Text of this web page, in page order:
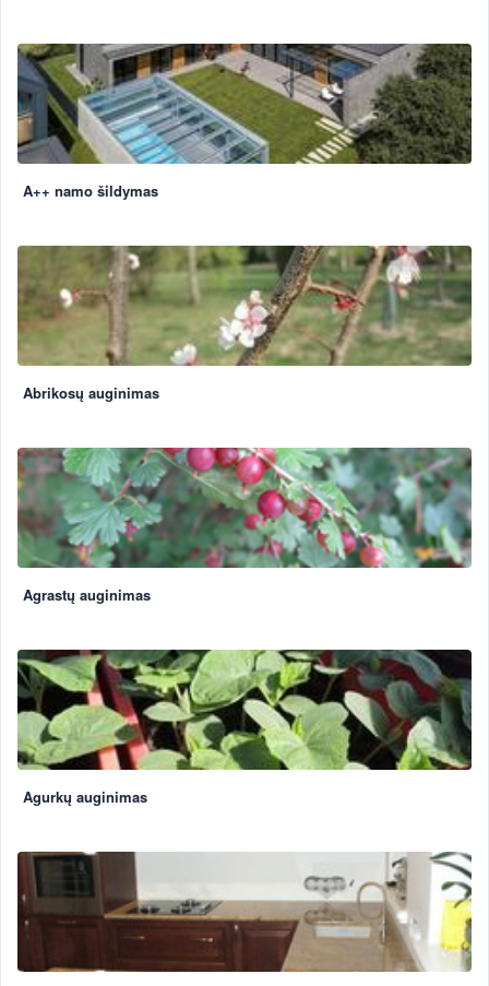
A++ namo šildymas
Abrikosų auginimas
Agrastų auginimas
Agurkų auginimas